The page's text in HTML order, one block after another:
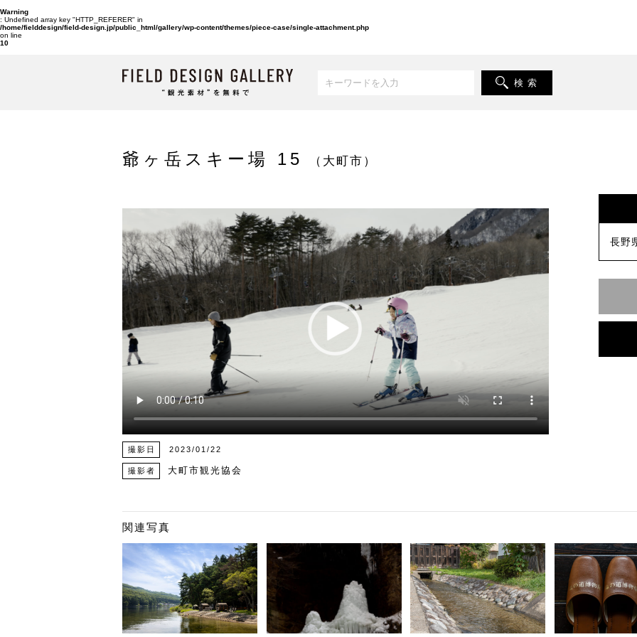
Warning
: Undefined array key "HTTP_REFERER" in
/home/fielddesign/field-design.jp/public_html/gallery/wp-content/themes/piece-case/single-attachment.php
on line
10
検 索
爺ヶ岳スキー場 15 （大町市）
撮影日 2023/01/22
撮影者 大町市観光協会
長野
関連写真